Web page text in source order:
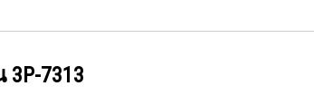
3P-7313